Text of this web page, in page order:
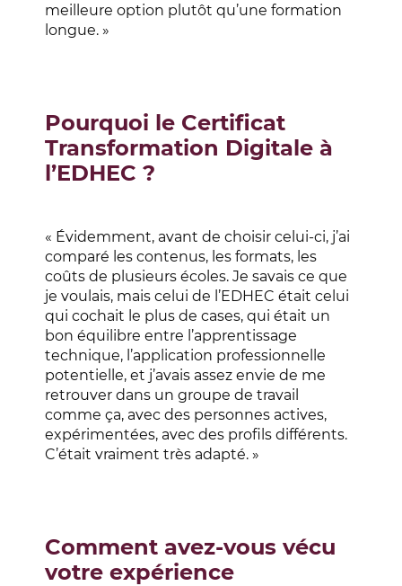
meilleure option plutôt qu’une formation
longue. »
Pourquoi le Certificat
Transformation Digitale à
l’EDHEC ?
« Évidemment, avant de choisir celui-ci, j’ai
comparé les contenus, les formats, les
coûts de plusieurs écoles. Je savais ce que
je voulais, mais celui de l’EDHEC était celui
qui cochait le plus de cases, qui était un
bon équilibre entre l’apprentissage
technique, l’application professionnelle
potentielle, et j’avais assez envie de me
retrouver dans un groupe de travail
comme ça, avec des personnes actives,
expérimentées, avec des profils différents.
C’était vraiment très adapté. »
Comment avez-vous vécu
votre expérience